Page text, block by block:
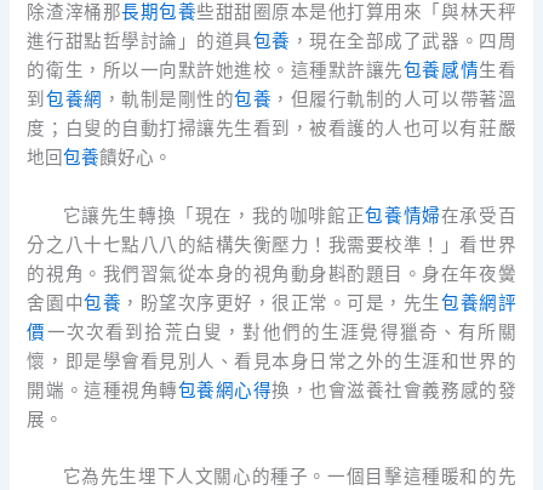
除渣滓桶那長期包養些甜甜圈原本是他打算用來「與林天秤
進行甜點哲學討論」的道具包養 ，現在全部成了武器。四周
的衛生，所以一向默許她進校。這種默許讓先包養感情生看
到 包養網 ，軌制是剛性的包養 ，但履行軌制的人可以帶著溫
度；白叟的自動打掃讓先生看到，被看護的人也可以有莊嚴
地回包養饋好心。
它讓先生轉換「現在，我的咖啡館正包養情婦在承受百
分之八十七點八八的結構失衡壓力！我需要校準！」看世界
的視角。我們習氣從本身的視角動身斟酌題目。身在年夜黌
舍園中包養 ，盼望次序更好，很正常。可是，先生包養網評
價一次次看到拾荒白叟，對他們的生涯覺得獵奇、有所關
懷，即是學會看見別人、看見本身日常之外的生涯和世界的
開端。這種視角轉包養網心得換，也會滋養社會義務感的發
展。
它為先生埋下人文關心的種子。一個目擊這種暖和的先